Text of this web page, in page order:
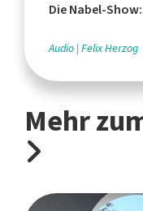
Die Nabel-
Audio Felix Herzog
Mehr